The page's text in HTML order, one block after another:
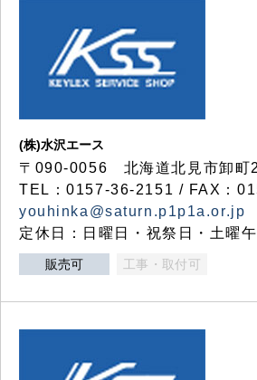
(株)水沢エース
〒090-0056 北海道北見市卸町
TEL：0157-36-2151 / FAX：
youhinka@saturn.p1p1a.or.jp
定休日：日曜日・祝祭日・土曜
販売可 工事・取付可